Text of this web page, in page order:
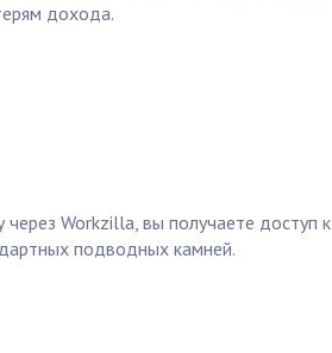
дохода.
Workzilla, вы получаете доступ к
подводных камней.